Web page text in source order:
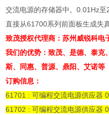
交流电源的存储器中。0.01Hz
直接从61700系列前面板生成失
致茂授权代理商：苏州威锐科电
我们的优势：致茂、是德、泰克
斯、同惠、普源、鼎阳、艾诺等
订购信息：
61701 : 可编程交流电源供应器
61702 : 可编程交流电源供应器